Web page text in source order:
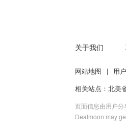
关于我们
网站地图 | 用
相关站点： 北美
页面信息由用户
Dealmoon may